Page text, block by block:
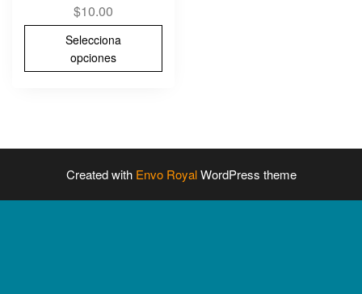
$10.00
Selecciona
opciones
producto
Created with Envo RoyalWordPress theme